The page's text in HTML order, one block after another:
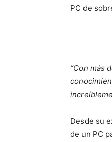
PC de
“Con más
Desde su
de un PC